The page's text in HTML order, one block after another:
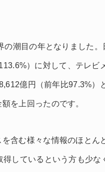
の潮目の年となりました
）に対して、テレビ
億円（前年比97.3%）
を上回ったのです。
含む様々な情報のほとん
得しているという方も少